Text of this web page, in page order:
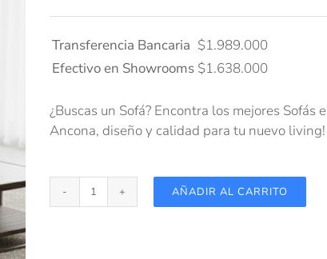
Transferencia Bancaria $1.989.000
Efectivo en Showrooms $1.638.000
¿Buscas un Sofá? Encontra los mejores Sofás
Ancona, diseño y calidad para tu nuevo living!
Sofá
AÑADIR AL CARRITO